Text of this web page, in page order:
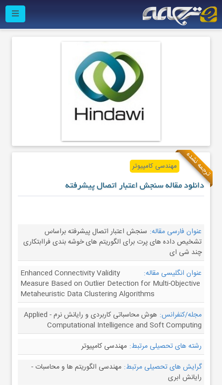
ترجمه نشده مهندسی کامپیوتر
دانلود مقاله سنجش اعتبار اتصال پیشرفته
عنوان فارسی مقاله: سنجش اعتبار اتصال پیشرفته براساس
تشخیص داده های پرت برای الگوریتم های خوشه بندی فراابتکاری
چند شی ای
عنوان انگلیسی مقاله:
Enhanced Connectivity Validity
Measure Based on Outlier Detection for Multi-Objective
Metaheuristic Data Clustering Algorithms
مجله/کنفرانس:
هوش محاسباتی کاربردی و رایانش نرم - Applied
Computational Intelligence and Soft Computing
رشته های تحصیلی مرتبط: مهندسی کامپیوتر
گرایش های تحصیلی مرتبط: مهندسی الگوریتم ها و محاسبات -
رایانش ابری